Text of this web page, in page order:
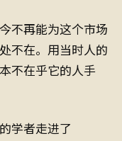
不再能为这个市场
不在。用当时人的
不在乎它的人手
学者走进了